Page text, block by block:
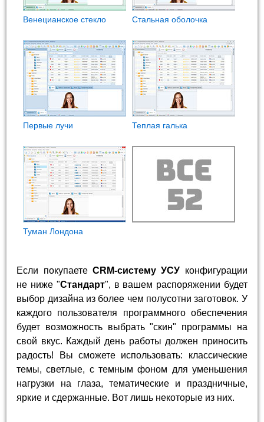
Венецианское стекло Стальная оболочка
Первые лучи Теплая галька
Туман Лондона
Если покупаете CRM-систему УСУ конфигурации
не ниже "Стандарт", в вашем распоряжении будет
выбор дизайна из более чем полусотни заготовок. У
каждого пользователя программного обеспечения
будет возможность выбрать "скин" программы на
свой вкус. Каждый день работы должен приносить
радость! Вы сможете использовать: классические
темы, светлые, с темным фоном для уменьшения
нагрузки на глаза, тематические и праздничные,
яркие и сдержанные. Вот лишь некоторые из них.